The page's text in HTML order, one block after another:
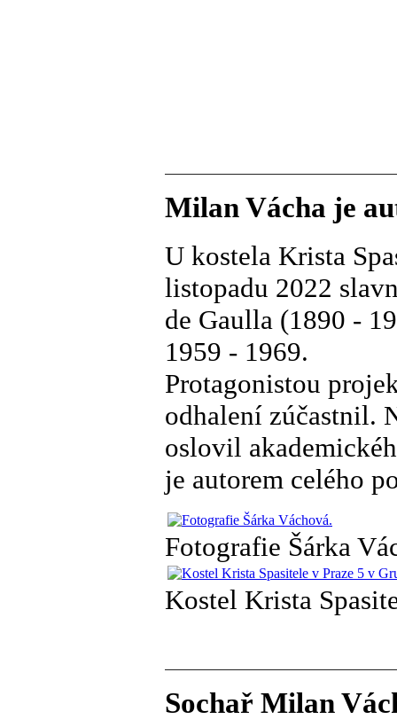
Milan Vácha je
U kostela Krista
listopadu 2022
de Gaulla (1890 -
1959 - 1969.
Protagonistou
odhalení zúčastnil.
oslovil
je autorem celého
Fotografie Šárka
Kostel Krista
Sochař Milan